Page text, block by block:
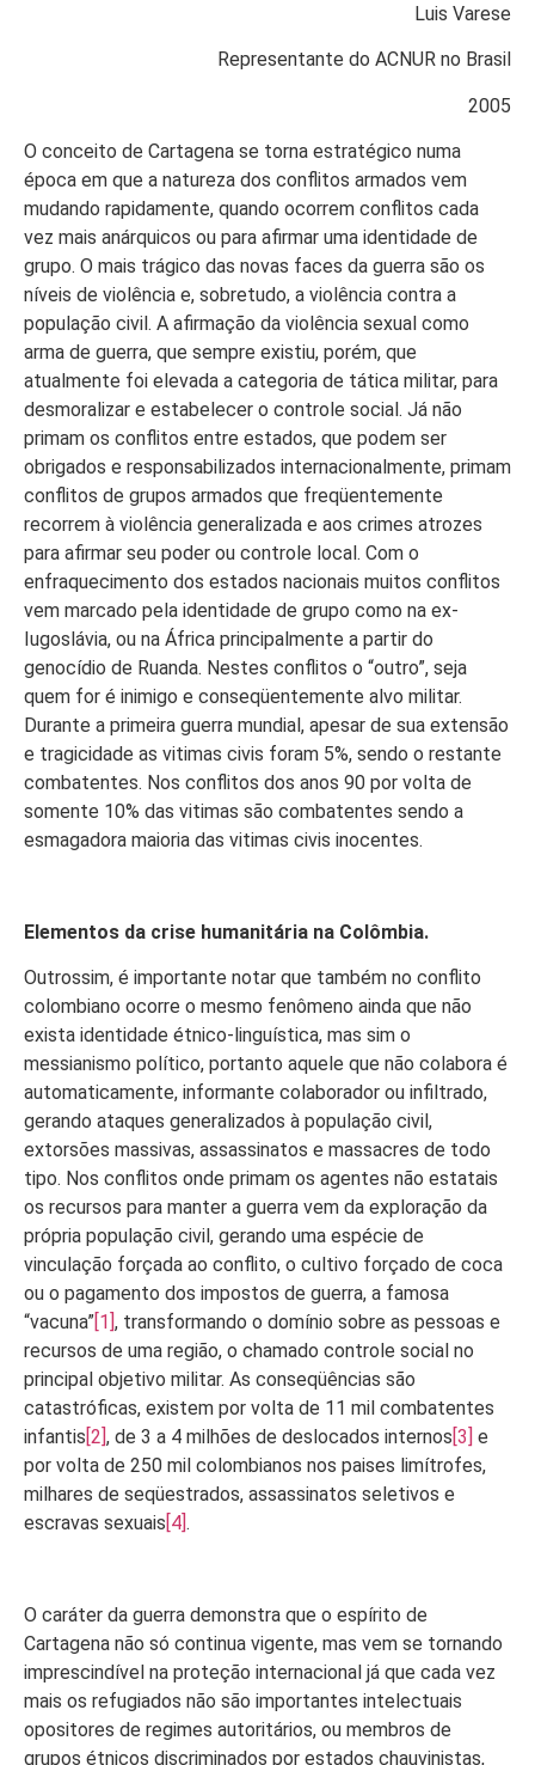
Luis Varese
Representante do ACNUR no Brasil
2005
O conceito de Cartagena se torna estratégico numa
época em que a natureza dos conflitos armados vem
mudando rapidamente, quando ocorrem conflitos cada
vez mais anárquicos ou para afirmar uma identidade de
grupo. O mais trágico das novas faces da guerra são os
níveis de violência e, sobretudo, a violência contra a
população civil. A afirmação da violência sexual como
arma de guerra, que sempre existiu, porém, que
atualmente foi elevada a categoria de tática militar, para
desmoralizar e estabelecer o controle social. Já não
primam os conflitos entre estados, que podem ser
obrigados e responsabilizados internacionalmente, primam
conflitos de grupos armados que freqüentemente
recorrem à violência generalizada e aos crimes atrozes
para afirmar seu poder ou controle local. Com o
enfraquecimento dos estados nacionais muitos conflitos
vem marcado pela identidade de grupo como na ex-
Iugoslávia, ou na África principalmente a partir do
genocídio de Ruanda. Nestes conflitos o “outro”, seja
quem for é inimigo e conseqüentemente alvo militar.
Durante a primeira guerra mundial, apesar de sua extensão
e tragicidade as vitimas civis foram 5%, sendo o restante
combatentes. Nos conflitos dos anos 90 por volta de
somente 10% das vitimas são combatentes sendo a
esmagadora maioria das vitimas civis inocentes.
Elementos da crise humanitária na Colômbia.
Outrossim, é importante notar que também no conflito
colombiano ocorre o mesmo fenômeno ainda que não
exista identidade étnico-linguística, mas sim o
messianismo político, portanto aquele que não colabora é
automaticamente, informante colaborador ou infiltrado,
gerando ataques generalizados à população civil,
extorsões massivas, assassinatos e massacres de todo
tipo. Nos conflitos onde primam os agentes não estatais
os recursos para manter a guerra vem da exploração da
própria população civil, gerando uma espécie de
vinculação forçada ao conflito, o cultivo forçado de coca
ou o pagamento dos impostos de guerra, a famosa
“vacuna”[1], transformando o domínio sobre as pessoas e
recursos de uma região, o chamado controle social no
principal objetivo militar. As conseqüências são
catastróficas, existem por volta de 11 mil combatentes
infantis[2], de 3 a 4 milhões de deslocados internos[3] e
por volta de 250 mil colombianos nos paises limítrofes,
milhares de seqüestrados, assassinatos seletivos e
escravas sexuais[4].
O caráter da guerra demonstra que o espírito de
Cartagena não só continua vigente, mas vem se tornando
imprescindível na proteção internacional já que cada vez
mais os refugiados não são importantes intelectuais
opositores de regimes autoritários, ou membros de
grupos étnicos discriminados por estados chauvinistas,